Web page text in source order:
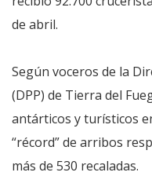
de abril.
Según voceros de la
(DPP) de Tierra del
antárticos y turísticos
“récord” de arribos
más de 530 recaladas.